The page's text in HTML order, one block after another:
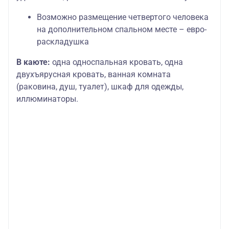
Возможно размещение четвертого человека
на дополнительном спальном месте – евро-
раскладушка
В каюте: одна односпальная кровать, одна
двухъярусная кровать, ванная комната
(раковина, душ, туалет), шкаф для одежды,
иллюминаторы.